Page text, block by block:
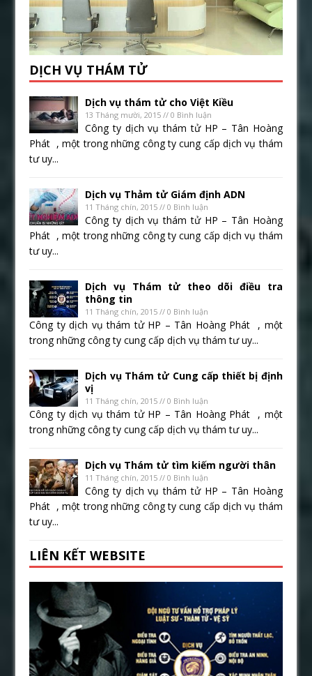
DỊCH VỤ THÁM TỬ
Dịch vụ thám tử cho Việt Kiều
13 Tháng mười, 2015 // 0 Bình luận
Công ty dịch vụ thám tử HP – Tân Hoàng
Phát , một trong những công ty cung cấp dịch vụ thám
tư uy...
Dịch vụ Thảm tử Giám định ADN
11 Tháng chín, 2015 // 0 Bình luận
Công ty dịch vụ thám tử HP – Tân Hoàng
Phát , một trong những công ty cung cấp dịch vụ thám
tư uy...
Dịch vụ Thám tử theo dõi điều tra
thông tin
11 Tháng chín, 2015 // 0 Bình luận
Công ty dịch vụ thám tử HP – Tân Hoàng Phát , một
trong những công ty cung cấp dịch vụ thám tư uy...
Dịch vụ Thám tử Cung cấp thiết bị định
vị
11 Tháng chín, 2015 // 0 Bình luận
Công ty dịch vụ thám tử HP – Tân Hoàng Phát , một
trong những công ty cung cấp dịch vụ thám tư uy...
Dịch vụ Thám tử tìm kiếm người thân
11 Tháng chín, 2015 // 0 Bình luận
Công ty dịch vụ thám tử HP – Tân Hoàng
Phát , một trong những công ty cung cấp dịch vụ thám
tư uy...
LIÊN KẾT WEBSITE